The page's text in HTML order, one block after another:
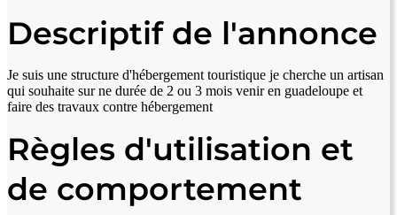
Descriptif de l'annonce
Je suis une structure d'hébergement touristique je cherche un artisan
qui souhaite sur ne durée de 2 ou 3 mois venir en guadeloupe et
faire des travaux contre hébergement
Règles d'utilisation et
de comportement